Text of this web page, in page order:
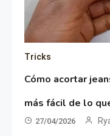
Tricks
Cómo acortar
más fácil de lo
27/04/2026